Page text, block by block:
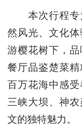
本次行程专
然风光、文化
游樱花树下，
餐厅品鉴楚菜
百万花海中感受
三峡大坝、神
文的独特魅力。